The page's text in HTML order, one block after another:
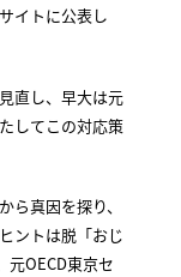
イトに公表し
直し、早大は元
してこの対応策
ら真因を探り、
ントは脱「おじ
元OECD東京セ